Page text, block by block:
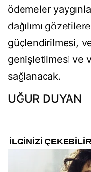
ödemeler
dağılımı
güçlendirilmesi,
genişletilmesi ve
sağlanacak.
UĞUR DUYAN